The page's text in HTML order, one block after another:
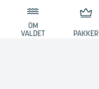
OM
VALDET
PAKKER